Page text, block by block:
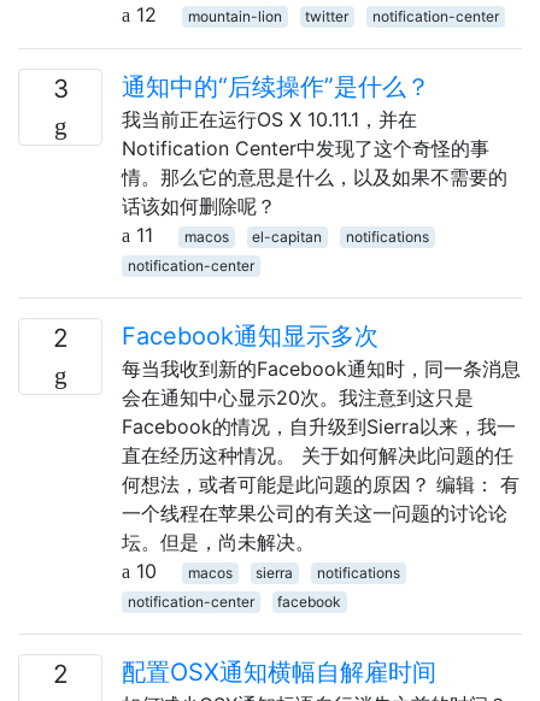
12
mountain-lion twitter notification-center
3 通知中的“后续操作”是什么？
我当前正在运行OS X 10.11.1，并在
Notification Center中发现了这个奇怪的事
情。那么它的意思是什么，以及如果不需要的
话该如何删除呢？
11
macos el-capitan
notifications
notification-center
2 Facebook通知显示多次
每当我收到新的Facebook通知时，同一条消息
会在通知中心显示20次。我注意到这只是
Facebook的情况，自升级到Sierra以来，我一
直在经历这种情况。 关于如何解决此问题的任
何想法，或者可能是此问题的原因？ 编辑： 有
一个线程在苹果公司的有关这一问题的讨论论
坛。但是，尚未解决。
10
macos sierra
notifications
notification-center
facebook
2 配置OSX通知横幅自解雇时间